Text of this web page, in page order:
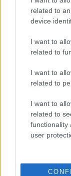
related to
device
I want to
related to
I want to
related to
I want to
related to
functionality
user